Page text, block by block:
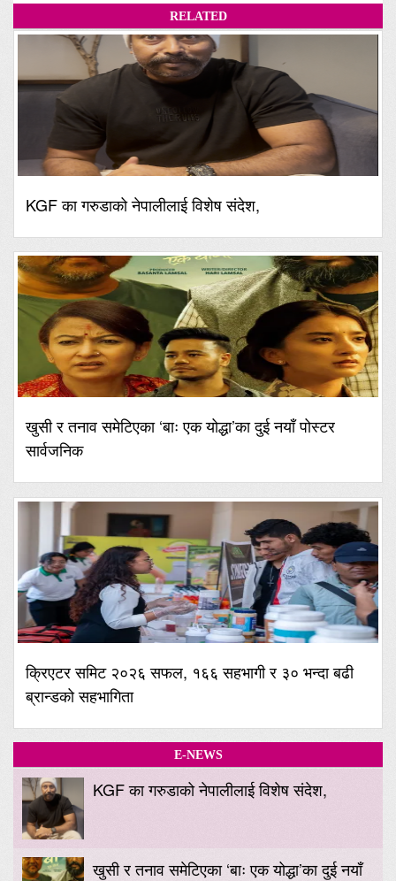
RELATED
KGF का गरुडाको नेपालीलाई विशेष संदेश,
खुसी र तनाव समेटिएका ‘बाः एक योद्धा’का दुई नयाँ पोस्टर
सार्वजनिक
क्रिएटर समिट २०२६ सफल, १६६ सहभागी र ३० भन्दा बढी
ब्रान्डको सहभागिता
E-NEWS
KGF का गरुडाको नेपालीलाई विशेष संदेश,
खुसी र तनाव समेटिएका ‘बाः एक योद्धा’का दुई नयाँ